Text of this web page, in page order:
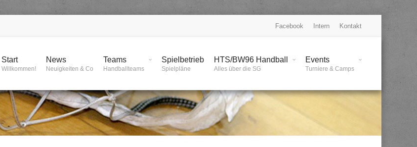
Facebook Intern Kontakt
Start
Willkommen!
News
Neuigkeiten & Co
Teams
Handballteams
Spielbetrieb
Spielpläne
HTS/BW96 Handball
Alles über die SG
Events
Turniere & Camps